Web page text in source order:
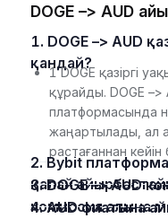
DOGE –> AUD
1. DOGE –> AUD қазіргі айырбастау бағамы
қандай?
1 DOGE қазіргі
құрайды. DOGE
платформасында
жаңартылады, ал
растағаннан кейін
2. Bybit платформасында DOGE –> AUD
қалай
3. DOGE –> AUD конвертациясы үшін
комиссия алына
4. AUD фиатына айырбастауға болатын